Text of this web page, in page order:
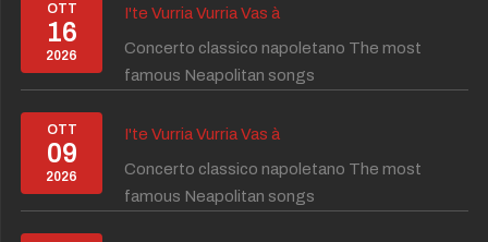
OTT
16
2026
I'te Vurria Vurria Vas à
Concerto classico napoletano The most
famous Neapolitan songs
OTT
09
2026
I'te Vurria Vurria Vas à
Concerto classico napoletano The most
famous Neapolitan songs